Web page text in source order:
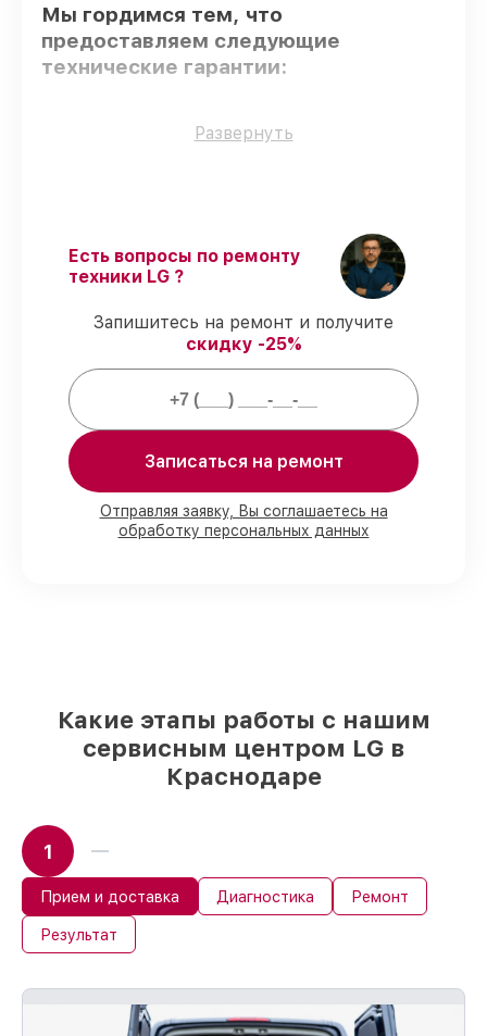
Мы гордимся тем, что
предоставляем следующие
технические гарантии:
Оригинальные детали– гарантируем
–
восстановление микроволновой печи
MC-8289URC выполняется строго в
Гарантийное обслуживание–
обслуживаем микроволновых печей
всегда со строгим соблюдением
гарантийных обязательств.
Мы гарантируем:
80%работ в вашем присутствии
90%комплектующих для
Развернуть
Есть вопросы по ремонту
техники LG ?
Запишитесь на ремонт и получите
скидку -25%
Записаться на ремонт
Отправляя заявку, Вы соглашаетесь на
обработку персональных данных
Какие этапы работы с нашим
сервисным центром LG в
Краснодаре
1
Прием и доставка Диагностика Ремонт
Результат